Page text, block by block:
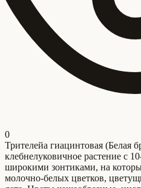
0
Трителейа гиацинтовая (Белая
клебнелуковичное растение с
широкими зонтиками, на
молочно-белых цветков,